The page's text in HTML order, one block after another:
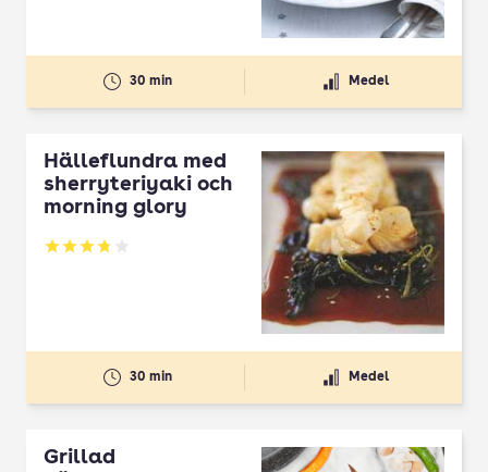
30 min Medel
Hälleflundra med
sherryteriyaki och
morning glory
Betyg: 3.83 av 5
30 min Medel
Grillad